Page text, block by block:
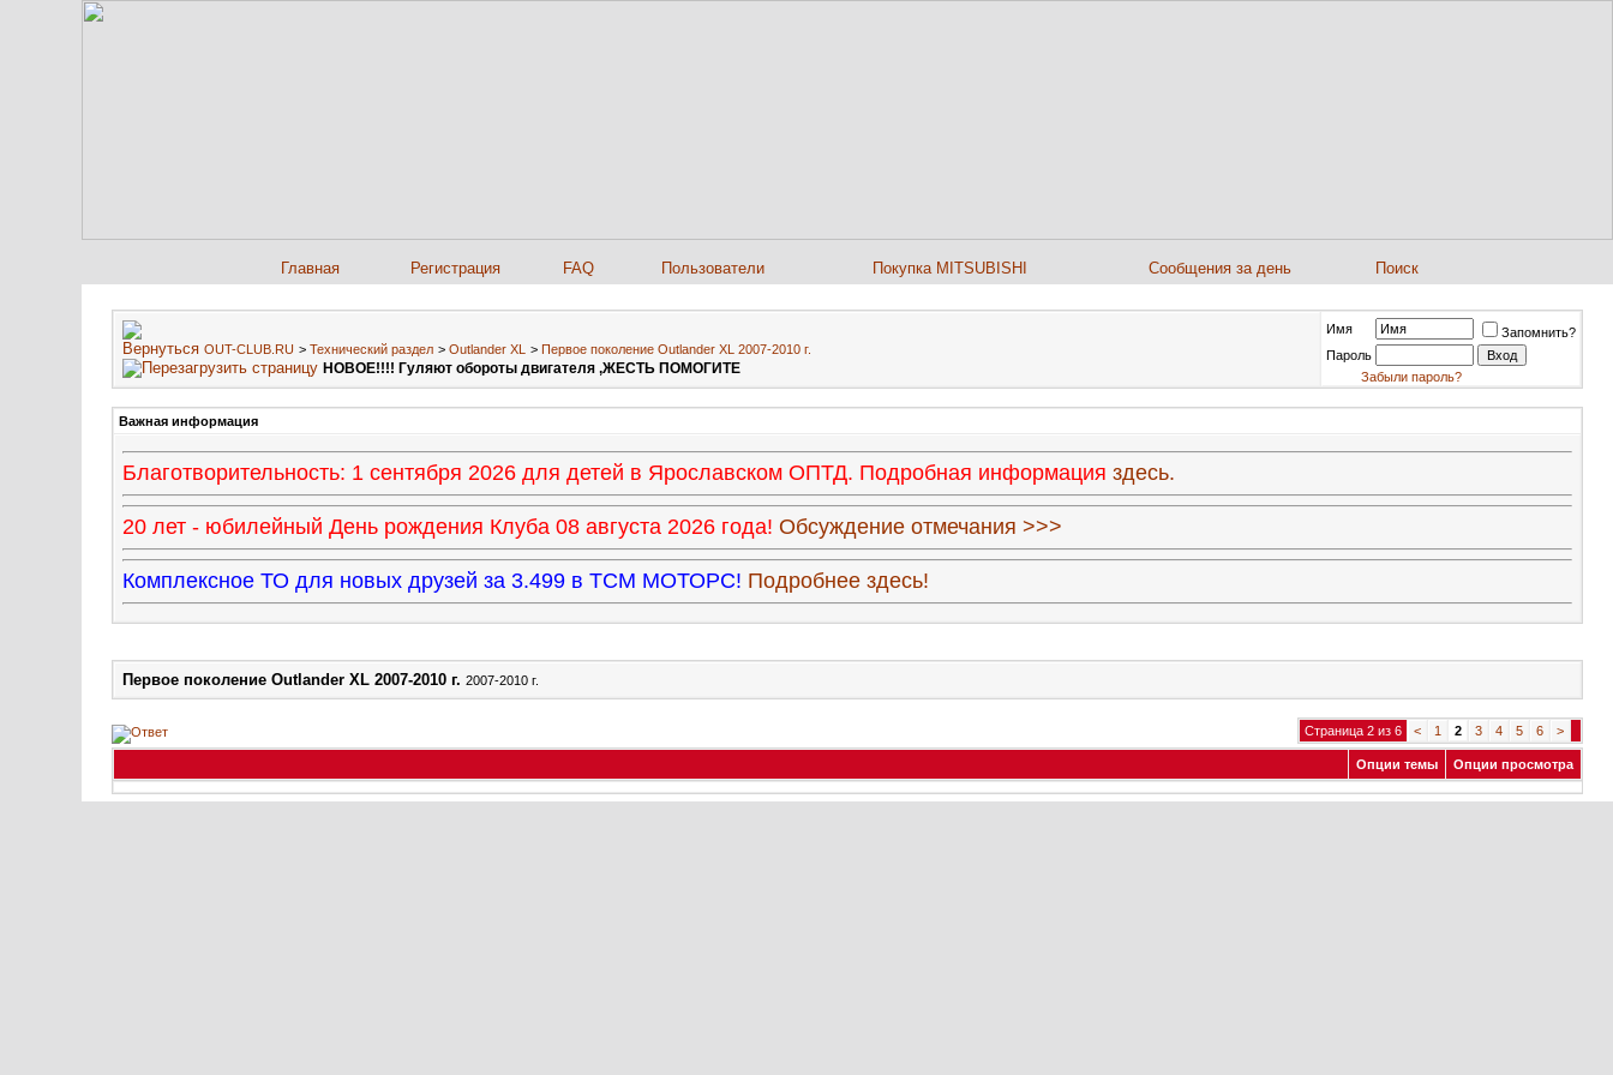
Главная Регистрация FAQ Пользователи Покупка MITSUBISHI Сообщения за день Поиск
OUT-CLUB.RU > Технический раздел > Outlander XL > Первое поколение Outlander XL 2007-2010 г.
НОВОЕ!!!! Гуляют обороты двигателя ,ЖЕСТЬ ПОМОГИТЕ
Имя
Запомнить?
Пароль
Забыли пароль?
Важная информация
Благотворительность: 1 сентября 2026 для детей в Ярославском ОПТД. Подробная информация здесь.
20 лет - юбилейный День рождения Клуба 08 августа 2026 года! Обсуждение отмечания >>>
Комплексное ТО для новых друзей за 3.499 в ТСМ МОТОРС! Подробнее здесь!
Первое поколение Outlander XL 2007-2010 г. 2007-2010 г.
Страница 2 из 6 < 1 2 3 4 5 6 >
Опции темы Опции просмотра